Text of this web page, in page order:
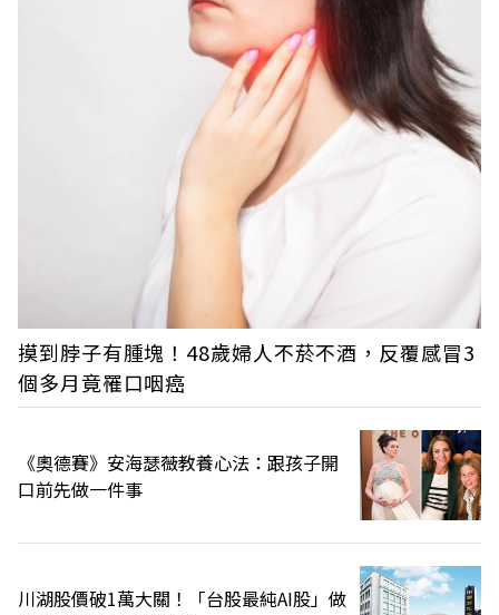
摸到脖子有腫塊！48歲婦人不菸不酒，反覆感冒3
個多月竟罹口咽癌
《奧德賽》安海瑟薇教養心法：跟孩子開
口前先做一件事
川湖股價破1萬大關！「台股最純AI股」做